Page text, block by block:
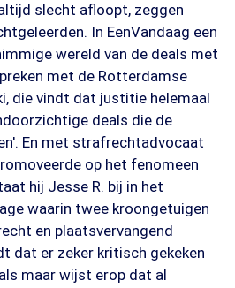
slecht afloopt, zeggen
In EenVandaag een
wereld van de deals met
met de Rotterdamse
die vindt dat justitie helemaal
deals die de
En met strafrechtadvocaat
op het fenomeen
hij Jesse R. bij in het
waarin twee kroongetuigen
en plaatsvervangend
dat er zeker kritisch gekeken
maar wijst erop dat al